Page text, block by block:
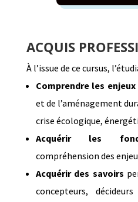
ACQUIS
À l’issue de ce cursus,
Comprendre les enjeux
et de l’aménagement
crise écologique,
Acquérir les
compréhension des
Acquérir des savoirs
concepteurs,